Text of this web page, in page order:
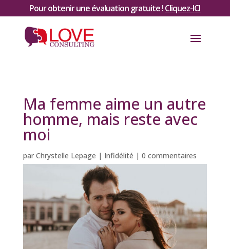
Pour obtenir une évaluation gratuite !Cliquez-ICI
Ma femme aime un autre
homme, mais reste avec
moi
par Chrystelle Lepage | Infidélité | 0 commentaires